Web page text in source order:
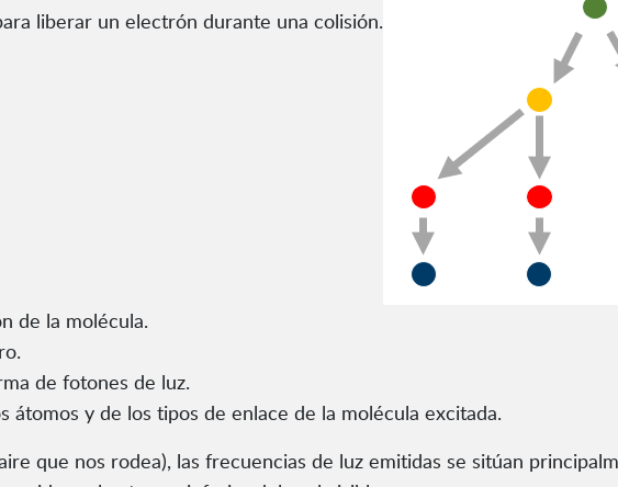
liberar un electrón durante una colisión.
de la molécula.
de fotones de luz.
y de los tipos de enlace de la molécula excitada.
que nos rodea), las frecuencias de luz emitidas se sitúan